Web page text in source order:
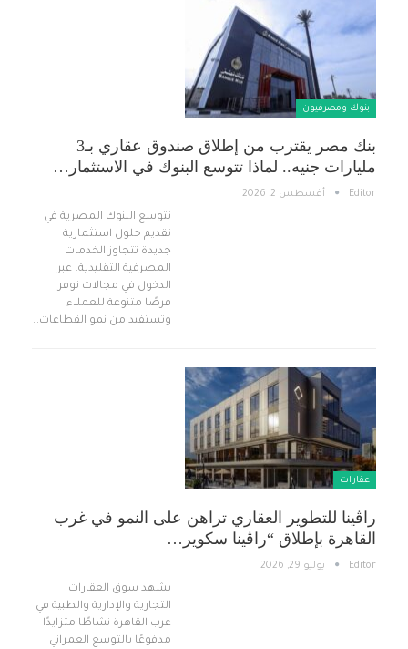
بنوك ومصرفيون
بنك مصر يقترب من إطلاق صندوق عقاري بـ3
مليارات جنيه.. لماذا تتوسع البنوك في الاستثمار…
Editor أغسطس 2, 2026
تتوسع البنوك المصرية في
تقديم حلول استثمارية
جديدة تتجاوز الخدمات
المصرفية التقليدية، عبر
الدخول في مجالات توفر
فرصًا متنوعة للعملاء
وتستفيد من نمو القطاعات…
عقارات
راڤينا للتطوير العقاري تراهن على النمو في غرب
القاهرة بإطلاق “راڤينا سكوير…
Editor يوليو 29, 2026
يشهد سوق العقارات
التجارية والإدارية والطبية في
غرب القاهرة نشاطًا متزايدًا
مدفوعًا بالتوسع العمراني